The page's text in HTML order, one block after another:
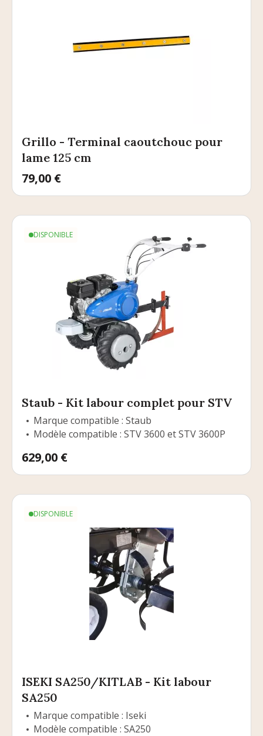
Grillo - Terminal caoutchouc pour
lame 125 cm
Prix
79,00 €
DISPONIBLE
Staub - Kit labour complet pour STV
Marque compatible : Staub
Modèle compatible : STV 3600 et STV 3600P
Prix
629,00 €
DISPONIBLE
ISEKI SA250/KITLAB - Kit labour
SA250
Marque compatible : Iseki
Modèle compatible : SA250